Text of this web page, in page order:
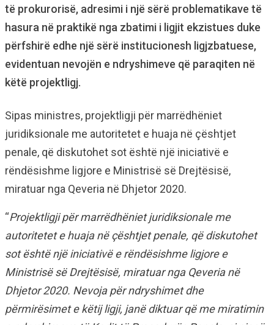
të prokurorisë, adresimi i një sërë problematikave të
hasura në praktikë nga zbatimi i ligjit ekzistues duke
përfshirë edhe një sërë institucionesh ligjzbatuese,
evidentuan nevojën e ndryshimeve që paraqiten në
këtë projektligj.
Sipas ministres, projektligji për marrëdhëniet
juridiksionale me autoritetet e huaja në çështjet
penale, që diskutohet sot është një iniciativë e
rëndësishme ligjore e Ministrisë së Drejtësisë,
miratuar nga Qeveria në Dhjetor 2020.
“Projektligji për marrëdhëniet juridiksionale me
autoritetet e huaja në çështjet penale, që diskutohet
sot është një iniciativë e rëndësishme ligjore e
Ministrisë së Drejtësisë, miratuar nga Qeveria në
Dhjetor 2020. Nevoja për ndryshimet dhe
përmirësimet e këtij ligji, janë diktuar që me miratimin